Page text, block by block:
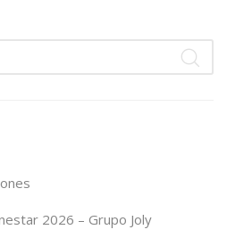
2026 – Grupo Joly